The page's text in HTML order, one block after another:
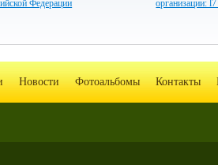
Федерации организации:
Новости Фотоальбомы Контакты